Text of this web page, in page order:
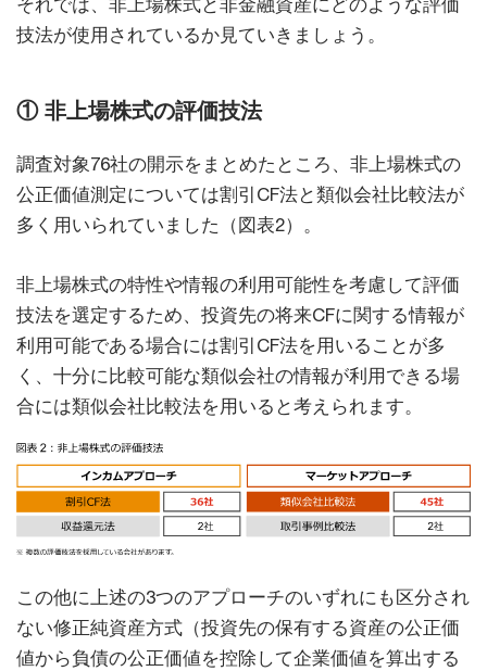
技法が使用されているか見ていきましょう。
① 非上場株式の評価技法
調査対象76社の開示をまとめたところ、非上場株式の
公正価値測定については割引CF法と類似会社比較法が
多く用いられていました（図表2）。
非上場株式の特性や情報の利用可能性を考慮して評価
技法を選定するため、投資先の将来CFに関する情報が
利用可能である場合には割引CF法を用いることが多
く、十分に比較可能な類似会社の情報が利用できる場
合には類似会社比較法を用いると考えられます。
この他に上述の3つのアプローチのいずれにも区分され
ない修正純資産方式（投資先の保有する資産の公正価
値から負債の公正価値を控除して企業価値を算出する